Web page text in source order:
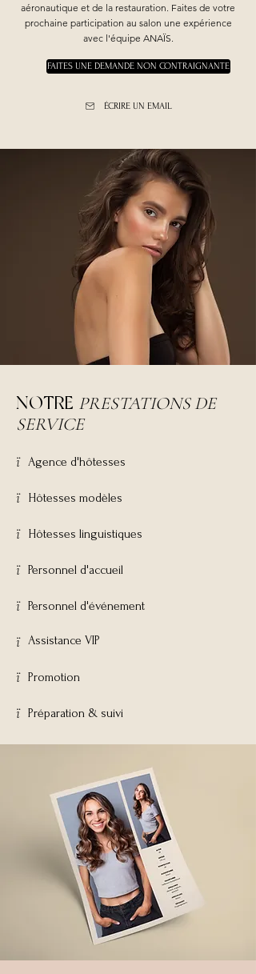
aéronautique et de la restauration. Faites de votre
prochaine participation au salon une expérience
avec l'équipe ANAÏS.
FAITES UNE DEMANDE NON CONTRAIGNANTE
ÉCRIRE UN EMAIL
NOTRE PRESTATIONS DE
SERVICE
​ï Agence d'hôtesses
​ï Hôtesses modèles
​ï Hôtesses linguistiques
​ï Personnel d'accueil
​ï Personnel d'événement
​ï Assistance VIP
​ï Promotion
​ï Préparation & suivi